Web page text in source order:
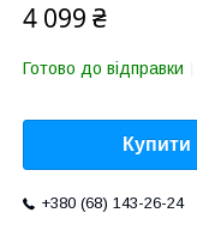
4 099 ₴
Готово до відправки
Купити
+380 (68) 143-26-24